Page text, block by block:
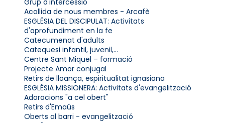
Acollida de nous membres - Arcafè
ESGLÉSIA DEL DISCIPULAT: Activitats
d'aprofundiment en la fe
Catecumenat d'adults
Catequesi infantil, juvenil,...
Centre Sant Miquel – formació
Projecte Amor conjugal
Retirs de lloança, espiritualitat ignasiana
ESGLÉSIA MISSIONERA: Activitats d'evangelització
Adoracions "a cel obert"
Retirs d'Emaús
Oberts al barri - evangelització